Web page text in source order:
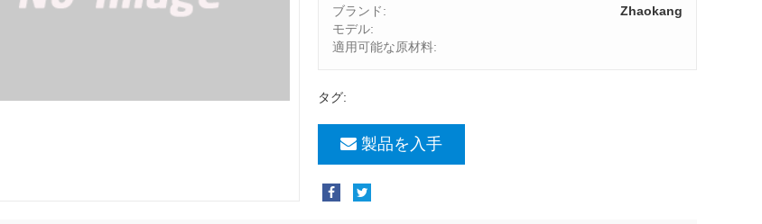
ブランド:
Zhaokang
モデル:
適用可能な原材料:
タグ:
製品を入手